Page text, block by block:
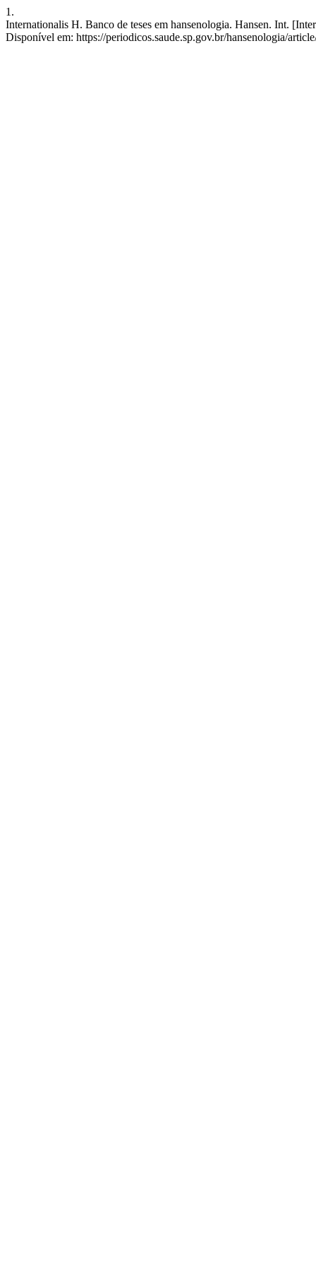
1.
Internationalis H. Banco de teses em hansenologia. Hansen. Int.
Disponível em: https://periodicos.saude.sp.gov.br/hansenologia/